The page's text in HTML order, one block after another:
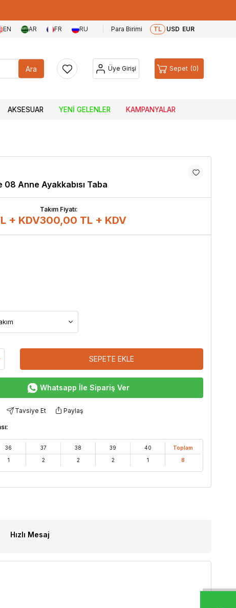
EN AR FR RU Para Birimi TL USD EUR
Ara Üye Girişi Sepet 0
AKSESUAR YENI GELENLER KAMPANYALAR
08 Anne Ayakkabısı Taba
+ KDV
Takım Fiyatı:
300,00 TL + KDV
SEPETE EKLE
Whatsapp İle Sipariş Ver
Tavsiye Et Paylaş
36
1
37
2
38
2
39
2
40
1
Toplam
8
Hızlı Mesaj